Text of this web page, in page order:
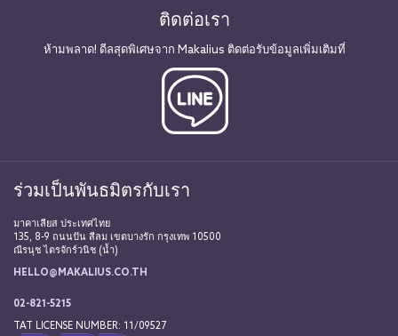
ติดต่อเรา
ห้ามพลาด! ดีลสุดพิเศษจาก Makalius ติดต่อรับข้อมูลเพิ่มเติมที่
ร่วมเป็นพันธมิตรกับเรา
มาคาเลียส ประเทศไทย
135, 8-9 ถนนปัน สีลม เขตบางรัก กรุงเทพ 10500
ณีรนุช ไตรจักร์วนิช (น้ำ)
HELLO@MAKALIUS.CO.TH
02-821-5215
TAT LICENSE NUMBER: 11/09527